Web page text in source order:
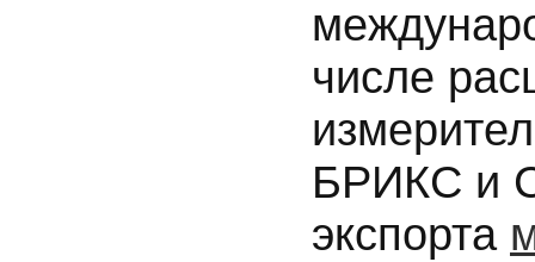
числе
БРИКС и
экспорта